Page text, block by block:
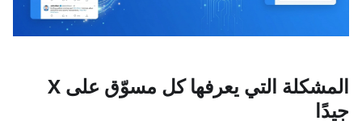
المشكلة التي يعرفها كل مسوّق على X
جيدًا